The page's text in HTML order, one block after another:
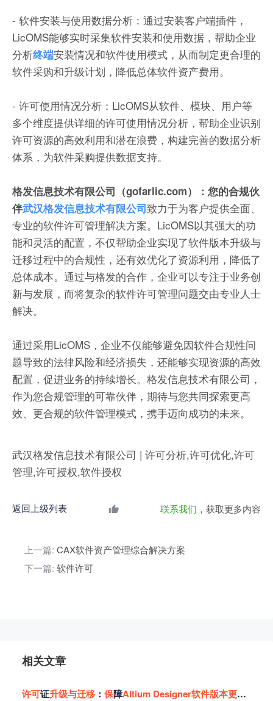
- 软件安装与使用数据分析：通过安装客户端插件，
LicOMS能够实时采集软件安装和使用数据，帮助企业
分析终端安装情况和软件使用模式，从而制定更合理的
软件采购和升级计划，降低总体软件资产费用。
- 许可使用情况分析：LicOMS从软件、模块、用户等
多个维度提供详细的许可使用情况分析，帮助企业识别
许可资源的高效利用和潜在浪费，构建完善的数据分析
体系，为软件采购提供数据支持。
格发信息技术有限公司（gofarlic.com）：您的合规伙
伴武汉格发信息技术有限公司致力于为客户提供全面、
专业的软件许可管理解决方案。LicOMS以其强大的功
能和灵活的配置，不仅帮助企业实现了软件版本升级与
迁移过程中的合规性，还有效优化了资源利用，降低了
总体成本。通过与格发的合作，企业可以专注于业务创
新与发展，而将复杂的软件许可管理问题交由专业人士
解决。
通过采用LicOMS，企业不仅能够避免因软件合规性问
题导致的法律风险和经济损失，还能够实现资源的高效
配置，促进业务的持续增长。格发信息技术有限公司，
作为您合规管理的可靠伙伴，期待与您共同探索更高
效、更合规的软件管理模式，携手迈向成功的未来。
武汉格发信息技术有限公司 | 许可分析,许可优化,许可
管理,许可授权,软件授权
返回上级列表 联系我们 ，获取更多内容
上一篇: CAX软件资产管理综合解决方案
下一篇: 软件许可
相关文章
许可证升级与迁移 ： 保障Altium Designer软件版本更新